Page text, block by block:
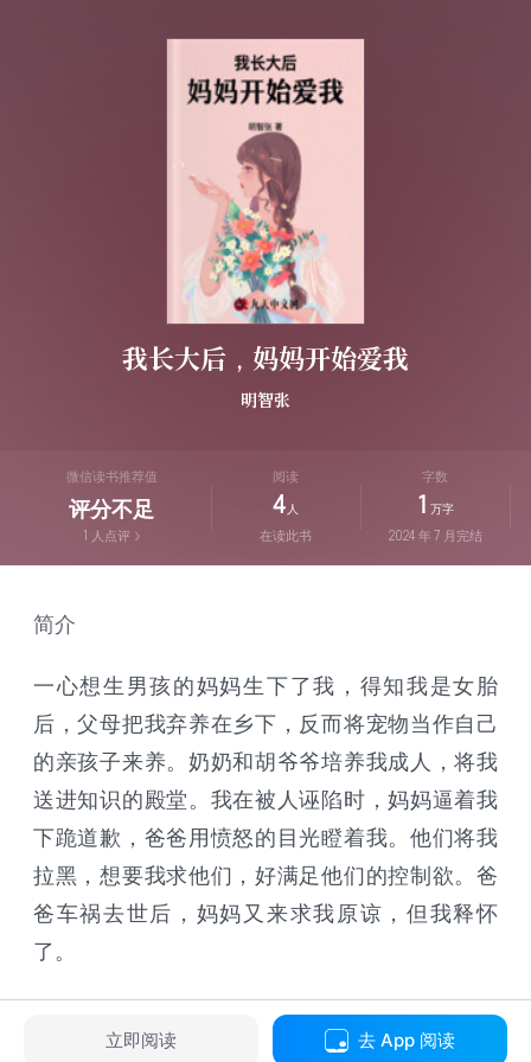
我长大后，妈妈开始爱我
明智张
微信读书推荐值
评分不足
人点评
阅读
4 人
在读此书
字数
1 万字
2024 年 7 月完结
简介
一心想生男孩的妈妈生下了我，得知我是女胎
后，父母把我弃养在乡下，反而将宠物当作自己
的亲孩子来养。奶奶和胡爷爷培养我成人，将我
送进知识的殿堂。我在被人诬陷时，妈妈逼着我
下跪道歉，爸爸用愤怒的目光瞪着我。他们将我
拉黑，想要我求他们，好满足他们的控制欲。爸
爸车祸去世后，妈妈又来求我原谅，但我释怀
了。
立即阅读 去 App 阅读